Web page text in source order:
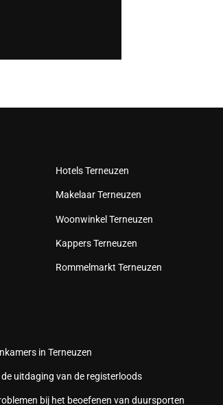
Hotels Terneuzen
Makelaar Terneuzen
Woonwinkel Terneuzen
Kappers Terneuzen
Rommelmarkt Terneuzen
in Terneuzen
uitdaging van de registerloods
bij het beoefenen van duursporten